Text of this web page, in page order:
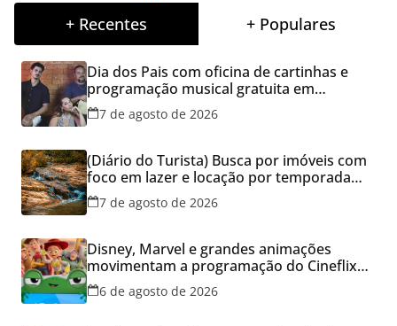
+ Recentes + Populares
Dia dos Pais com oficina de cartinhas e
programação musical gratuita em
Aparecida de Goiânia
7 de agosto de 2026
(Diário do Turista) Busca por imóveis com
foco em lazer e locação por temporada
cresce no Brasil
7 de agosto de 2026
Disney, Marvel e grandes animações
movimentam a programação do Cineflix
do Aparecida Shopping
6 de agosto de 2026